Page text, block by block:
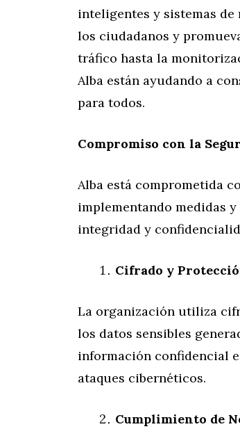
inteligentes y sistemas
los ciudadanos y
tráfico hasta la
Alba están ayudando a
para todos.
Compromiso con la
Alba está comprometida
implementando medidas
integridad y
Cifrado y
La organización utiliza
los datos sensibles
información confidencial
ataques cibernéticos.
Cumplimiento de